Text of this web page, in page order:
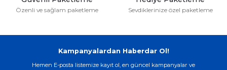
Özenli ve sağlam paketleme Sevdiklerinize özel paketleme
Kampanyalardan Haberdar Ol!
Hemen E-posta listemize kayıt ol, en güncel kampanyalar ve